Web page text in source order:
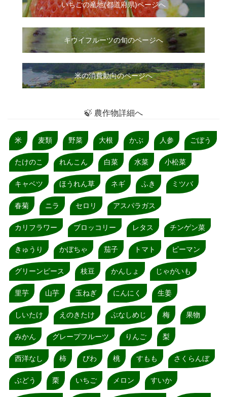
いちごの産地(都道府県)ページへ
キウイフルーツの旬のページへ
米の消費動向のページへ
🍃 農作物詳細へ
米 麦類 野菜 大根 かぶ 人参 ごぼう
たけのこ れんこん 白菜 水菜 小松菜
キャベツ ほうれん草 ネギ ふき ミツバ
春菊 ニラ セロリ アスパラガス
カリフラワー ブロッコリー レタス チンゲン菜
きゅうり かぼちゃ 茄子 トマト ピーマン
グリーンピース 枝豆 かんしょ じゃがいも
里芋 山芋 玉ねぎ にんにく 生姜
しいたけ えのきたけ ぶなしめじ 梅 果物
みかん グレープフルーツ りんご 梨
西洋なし 柿 びわ 桃 すもも さくらんぼ
ぶどう 栗 いちご メロン すいか